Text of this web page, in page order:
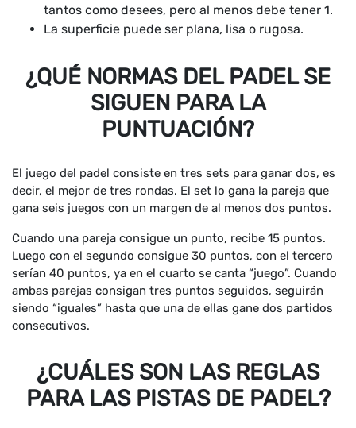
tantos como desees, pero al menos debe tener 1.
La superficie puede ser plana, lisa o rugosa.
¿QUÉ NORMAS DEL PADEL SE
SIGUEN PARA LA
PUNTUACIÓN?
El juego del padel consiste en tres sets para ganar dos, es
decir, el mejor de tres rondas. El set lo gana la pareja que
gana seis juegos con un margen de al menos dos puntos.
Cuando una pareja consigue un punto, recibe 15 puntos.
Luego con el segundo consigue 30 puntos, con el tercero
serían 40 puntos, ya en el cuarto se canta “juego”. Cuando
ambas parejas consigan tres puntos seguidos, seguirán
siendo “iguales” hasta que una de ellas gane dos partidos
consecutivos.
¿CUÁLES SON LAS REGLAS
PARA LAS PISTAS DE PADEL?